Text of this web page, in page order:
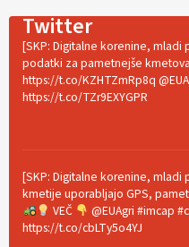
Twitter
[SKP: Digitalne korenine, mladi
podatki za pametnejše
https://t.co/KZHTZmRp8q
https://t.co/TZr9EXYGPR
[SKP: Digitalne korenine, mladi
kmetije uporabljajo GPS,
VEČ
@EUAgri #imcap
https://t.co/cbLTy5o4YJ